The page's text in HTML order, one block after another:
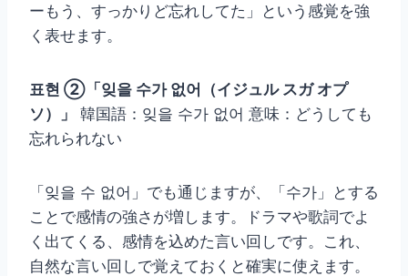
ーもう、すっかりど忘れしてた」という感覚を強
く表せます。
표현 ②「잊을 수가 없어（イジュル スガ オプ
ソ）」
韓国語：잊을 수가 없어 意味：どうしても
忘れられない
「잊을 수 없어」でも通じますが、「수가」とする
ことで感情の強さが増します。ドラマや歌詞でよ
く出てくる、感情を込めた言い回しです。これ、
自然な言い回しで覚えておくと確実に使えます。